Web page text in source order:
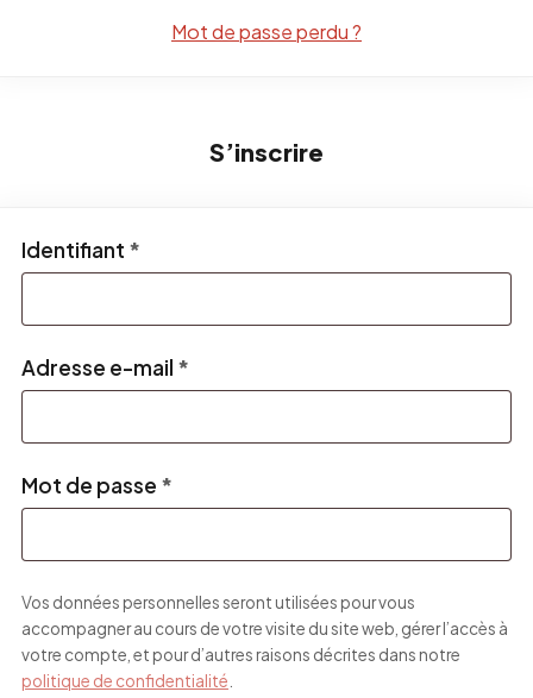
Mot de passe perdu ?
S’inscrire
Identifiant *
Adresse e-mail *
Mot de passe *
Vos données personnelles seront utilisées pour vous
accompagner au cours de votre visite du site web, gérer l’accès à
votre compte, et pour d’autres raisons décrites dans notre
politique de confidentialité.